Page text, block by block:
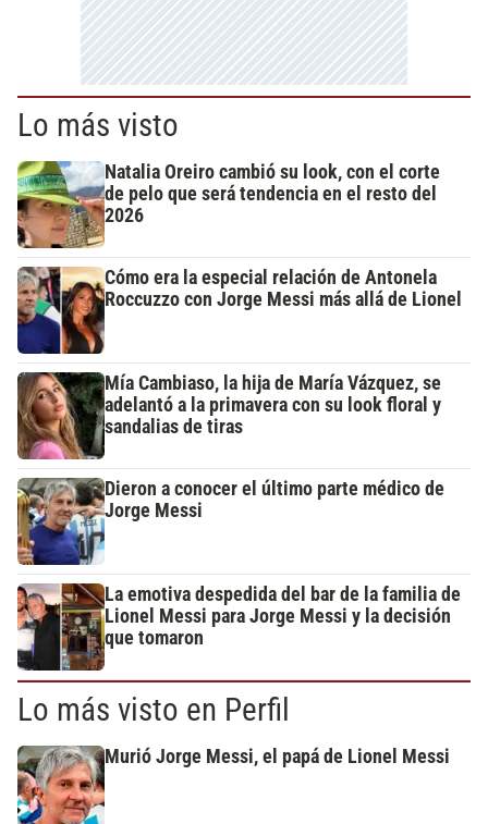
Lo más visto
Natalia Oreiro cambió su look, con el corte
de pelo que será tendencia en el resto del
2026
Cómo era la especial relación de Antonela
Roccuzzo con Jorge Messi más allá de Lionel
Mía Cambiaso, la hija de María Vázquez, se
adelantó a la primavera con su look floral y
sandalias de tiras
Dieron a conocer el último parte médico de
Jorge Messi
La emotiva despedida del bar de la familia de
Lionel Messi para Jorge Messi y la decisión
que tomaron
Lo más visto en Perfil
Murió Jorge Messi, el papá de Lionel Messi